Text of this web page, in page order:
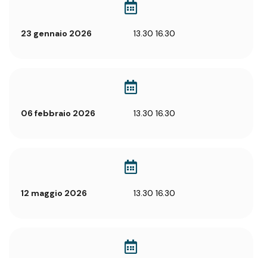
23 gennaio 2026 13.30 16.30
06 febbraio 2026 13.30 16.30
12 maggio 2026 13.30 16.30